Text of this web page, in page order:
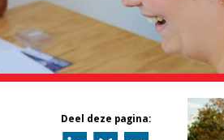
Deel deze pagina: